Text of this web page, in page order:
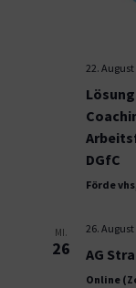
22. August
DGfC
Förde
MI.
26
26. August
AG
Online